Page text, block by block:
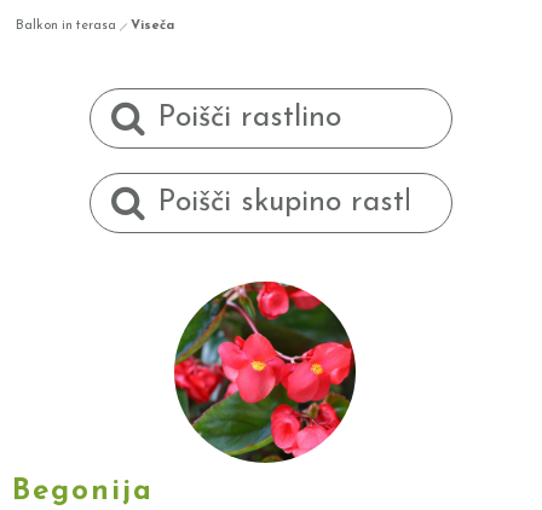
Balkon in terasa Viseča
Begonija